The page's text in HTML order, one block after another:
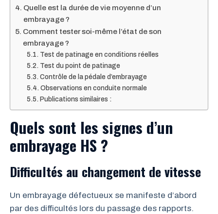
Quelle est la durée de vie moyenne d’un
embrayage ?
Comment tester soi-même l’état de son
embrayage ?
Test de patinage en conditions réelles
Test du point de patinage
Contrôle de la pédale d’embrayage
Observations en conduite normale
Publications similaires :
Quels sont les signes d’un
embrayage HS ?
Difficultés au changement de vitesse
Un embrayage défectueux se manifeste d’abord
par des difficultés lors du passage des rapports.